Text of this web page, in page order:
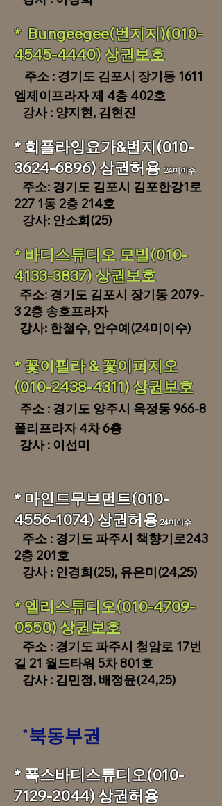
* Bungeegee(번지지)(010-
4545-4440) 상권보호
주소 : 경기도 김포시 장기동 1611
엠제이프라자 제 4층 402호
​ 강사 : 양지현, 김현진
* 희플라잉요가&번지(010-
3624-6896) 상권허용 24미이수
주소: 경기도 김포시 김포한강1로
227 1동 2층 214호
강사: 안소희(25)
* 바디스튜디오 모빌(010-
4133-3837)상권보호
주소: 경기도 김포시 장기동 2079-
3 2층 송호프라자
강사: 한철수, 안수예(24미이수)
​* 꽃이필라 & 꽃이피지오
(010-2438-4311) 상권보호
주소 : 경기도 양주시 옥정동 966-8
폴리프라자 4차 6층
​ 강사 : 이선미
* 마인드무브먼트(010-
4556-1074) 상권허용24미이수
주소 : 경기도 파주시 책향기로243
2층 201호
​ 강사 : 인경희(25), 유은미(24,25)
​* 엘리스튜디오(010-4709-
0550) 상권보호
주소 : 경기도 파주시 청암로 17번
길 21 월드타워 5차 801호
​ 강사 : 김민정, 배정윤(24,25)
*북동부권
​* 폭스바디스튜디오(010-
7129-2044) 상권허용